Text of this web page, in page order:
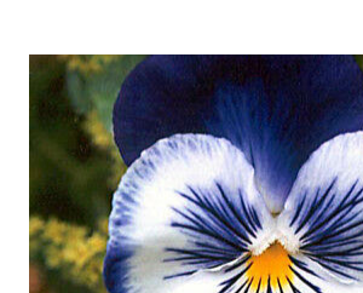
quando si tratta di relazioni al femminile,
più sorelle, con dinamiche differenti in
di età, possono innescarsi dei
paragone, a volte di competizione. Il
affrontare la sfera delle relazioni tra
top model di punta del fashion system
Bella e Gigi Hadid, 25 e quasi 27 anni. In